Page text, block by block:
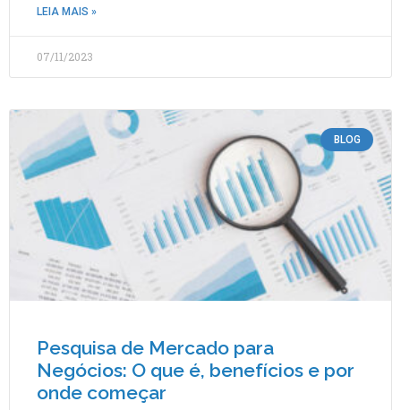
LEIA MAIS »
07/11/2023
BLOG
Pesquisa de Mercado para
Negócios: O que é, benefícios e por
onde começar